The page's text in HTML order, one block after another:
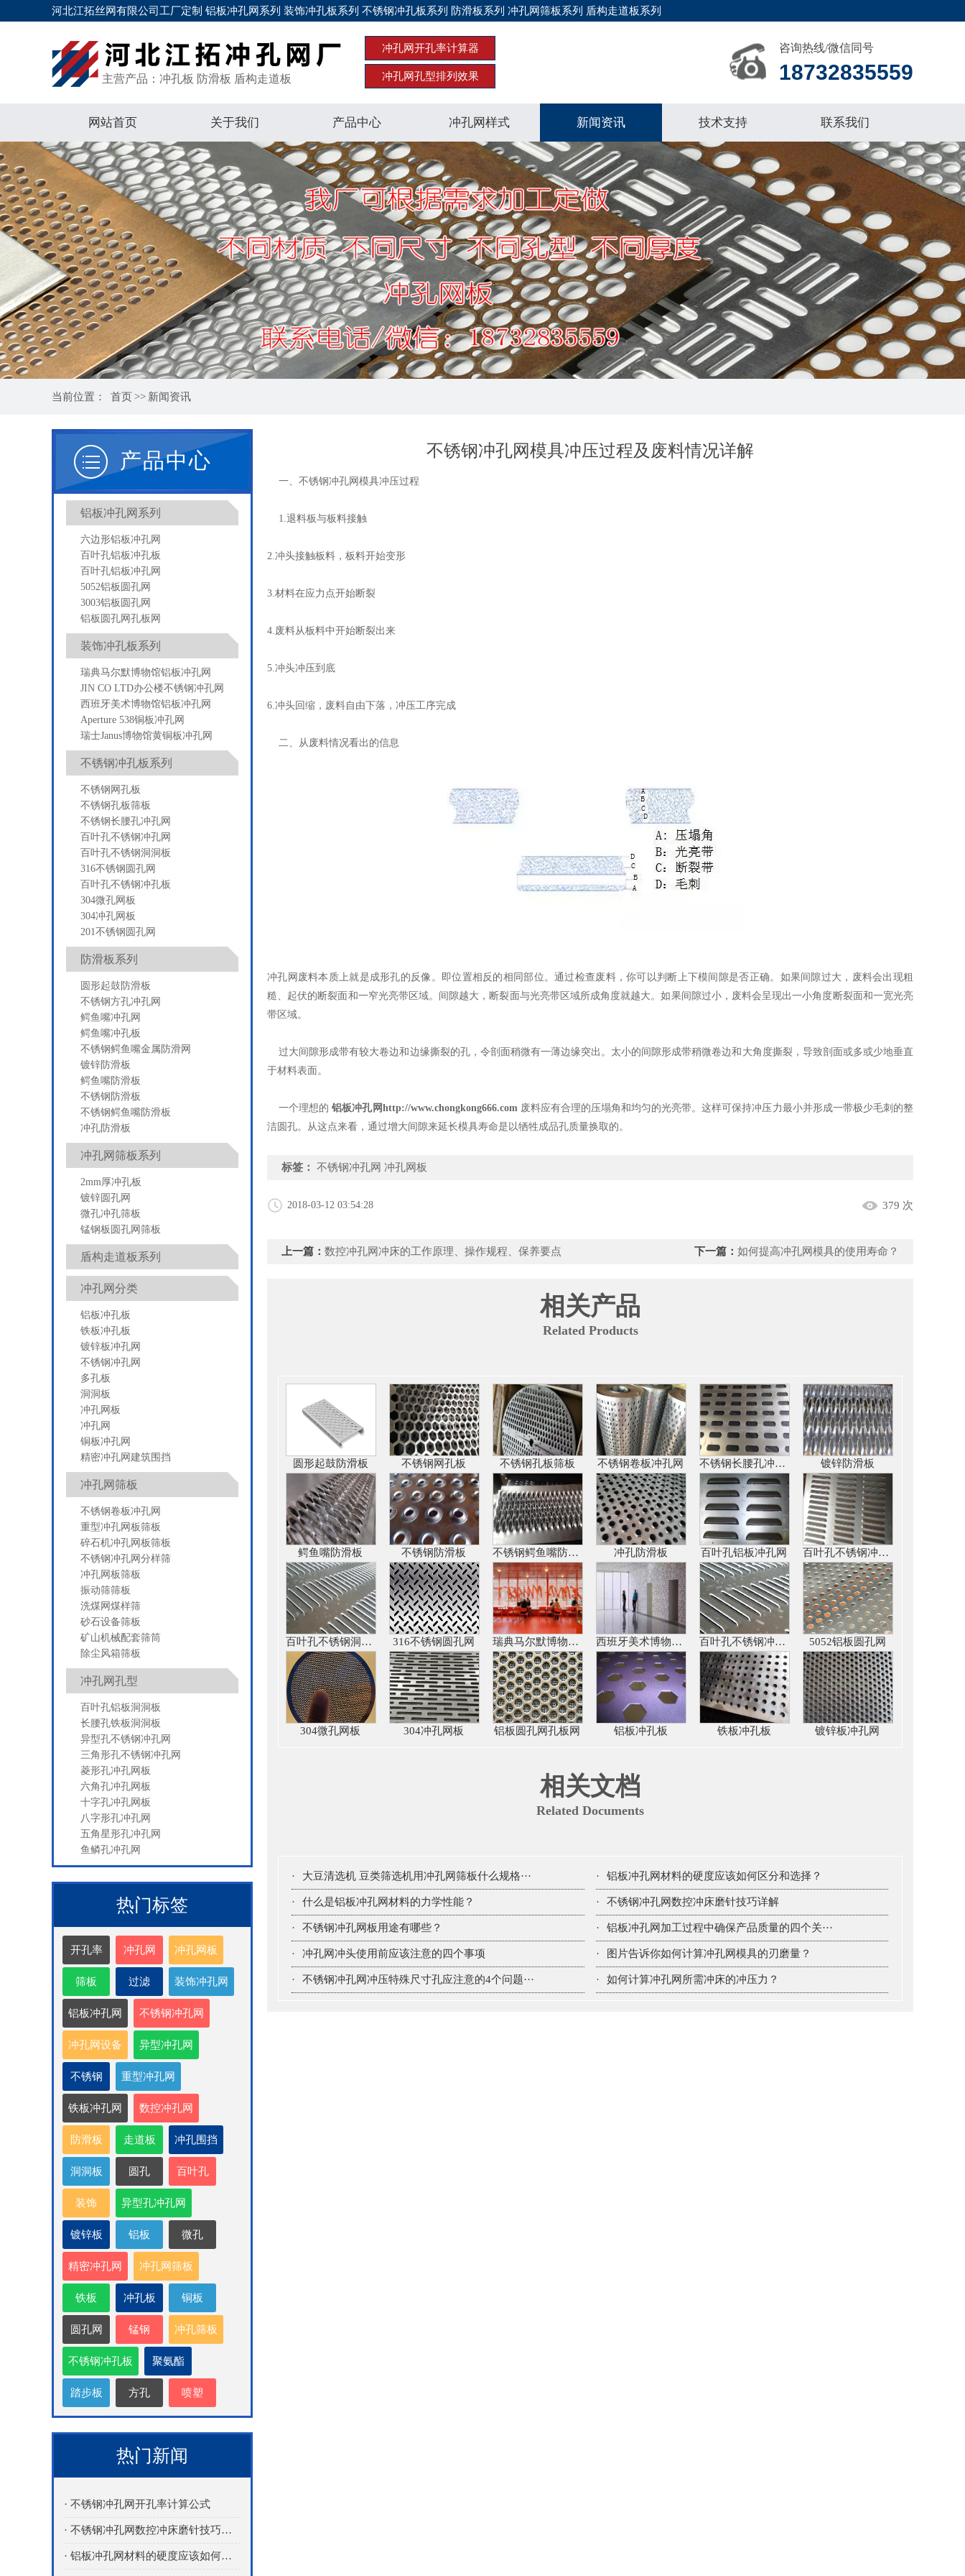
河北江拓丝网有限公司工厂定制 铝板冲孔网系列 装饰冲孔板系列 不锈钢冲孔板系列 防滑板系列 冲孔网筛板系列 盾构走道板系列
主营产品：冲孔板 防滑板 盾构走道板
冲孔网开孔率计算器
冲孔网孔型排列效果
咨询热线/微信同号
18732835559
网站首页 关于我们 产品中心 冲孔网样式 新闻资讯 技术支持 联系我们
当前位置： 首页>> 新闻资讯
产品中心
铝板冲孔网系列
六边形铝板冲孔网
百叶孔铝板冲孔板
百叶孔铝板冲孔网
5052铝板圆孔网
3003铝板圆孔网
铝板圆孔网孔板网
装饰冲孔板系列
瑞典马尔默博物馆铝板冲孔网
JIN CO LTD办公楼不锈钢冲孔网
西班牙美术博物馆铝板冲孔网
Aperture 538铜板冲孔网
瑞士Janus博物馆黄铜板冲孔网
不锈钢冲孔板系列
不锈钢网孔板
不锈钢孔板筛板
不锈钢长腰孔冲孔网
百叶孔不锈钢冲孔网
百叶孔不锈钢洞洞板
316不锈钢圆孔网
百叶孔不锈钢冲孔板
304微孔网板
304冲孔网板
201不锈钢圆孔网
防滑板系列
圆形起鼓防滑板
不锈钢方孔冲孔网
鳄鱼嘴冲孔网
鳄鱼嘴冲孔板
不锈钢鳄鱼嘴金属防滑网
镀锌防滑板
鳄鱼嘴防滑板
不锈钢防滑板
不锈钢鳄鱼嘴防滑板
冲孔防滑板
冲孔网筛板系列
2mm厚冲孔板
镀锌圆孔网
微孔冲孔筛板
锰钢板圆孔网筛板
盾构走道板系列
冲孔网分类
铝板冲孔板
铁板冲孔板
镀锌板冲孔网
不锈钢冲孔网
多孔板
洞洞板
冲孔网板
冲孔网
铜板冲孔网
精密冲孔网建筑围挡
冲孔网筛板
不锈钢卷板冲孔网
重型冲孔网板筛板
碎石机冲孔网板筛板
不锈钢冲孔网分样筛
冲孔网板筛板
振动筛筛板
洗煤网煤样筛
砂石设备筛板
矿山机械配套筛筒
除尘风箱筛板
冲孔网孔型
百叶孔铝板洞洞板
长腰孔铁板洞洞板
异型孔不锈钢冲孔网
三角形孔不锈钢冲孔网
菱形孔冲孔网板
六角孔冲孔网板
十字孔冲孔网板
八字形孔冲孔网
五角星形孔冲孔网
鱼鳞孔冲孔网
热门标签
开孔率 冲孔网 冲孔网板
筛板 过滤 装饰冲孔网
铝板冲孔网 不锈钢冲孔网
冲孔网设备 异型冲孔网
不锈钢 重型冲孔网
铁板冲孔网 数控冲孔网
防滑板 走道板 冲孔围挡
洞洞板 圆孔 百叶孔
装饰 异型孔冲孔网
镀锌板 铝板 微孔
精密冲孔网 冲孔网筛板
铁板 冲孔板 铜板
圆孔网 锰钢 冲孔筛板
不锈钢冲孔板 聚氨酯
踏步板 方孔 喷塑
热门新闻
· 不锈钢冲孔网开孔率计算公式
· 不锈钢冲孔网数控冲床磨针技巧详解
· 铝板冲孔网材料的硬度应该如何区分和选择？
不锈钢冲孔网模具冲压过程及废料情况详解
一、 不锈钢冲孔网 模具冲压过程
1.退料板与板料接触
2.冲头接触板料，板料开始变形
3.材料在应力点开始断裂
4.废料从板料中开始断裂出来
5.冲头冲压到底
6.冲头回缩，废料自由下落，冲压工序完成
二、从废料情况看出的信息
冲孔网 废料本质上就是成形孔的反像。即位置相反的相同部位。通过检查废料，你可以判断上下模间隙是否正确。如果间隙过大，废料会出现粗
糙、起伏的断裂面和一窄光亮带区域。间隙越大，断裂面与光亮带区域所成角度就越大。如果间隙过小，废料会呈现出一小角度断裂面和一宽光亮
带区域。
过大间隙形成带有较大卷边和边缘撕裂的孔，令剖面稍微有一薄边缘突出。太小的间隙形成带稍微卷边和大角度撕裂，导致剖面或多或少地垂直
于材料表面。
一个理想的铝板冲孔网http://www.chongkong666.com废料应有合理的压塌角和均匀的光亮带。这样可保持冲压力最小并形成一带极少毛刺的整
洁圆孔。从这点来看，通过增大间隙来延长模具寿命是以牺牲成品孔质量换取的。
标签： 不锈钢冲孔网 冲孔网板
2018-03-12 03:54:28 379 次
上一篇： 数控冲孔网冲床的工作原理、操作规程、保养要点 下一篇： 如何提高冲孔网模具的使用寿命？
相关产品
Related Products
圆形起鼓防滑板 不锈钢网孔板 不锈钢孔板筛板 不锈钢卷板冲孔网 不锈钢长腰孔冲孔网 镀锌防滑板
鳄鱼嘴防滑板 不锈钢防滑板 不锈钢鳄鱼嘴防滑板 冲孔防滑板 百叶孔铝板冲孔网 百叶孔不锈钢冲孔网
百叶孔不锈钢洞洞板 316不锈钢圆孔网 瑞典马尔默博物馆铝板冲孔网 西班牙美术博物馆铝板冲孔网 百叶孔不锈钢冲孔板 5052铝板圆孔网
304微孔网板 304冲孔网板 铝板圆孔网孔板网 铝板冲孔板 铁板冲孔板 镀锌板冲孔网
相关文档
Related Documents
· 大豆清选机 豆类筛选机用冲孔网筛板什么规格··· · 铝板冲孔网材料的硬度应该如何区分和选择？
· 什么是铝板冲孔网材料的力学性能？ · 不锈钢冲孔网数控冲床磨针技巧详解
· 不锈钢冲孔网板用途有哪些？ · 铝板冲孔网加工过程中确保产品质量的四个关···
· 冲孔网冲头使用前应该注意的四个事项 · 图片告诉你如何计算冲孔网模具的刃磨量？
· 不锈钢冲孔网冲压特殊尺寸孔应注意的4个问题··· · 如何计算冲孔网所需冲床的冲压力？